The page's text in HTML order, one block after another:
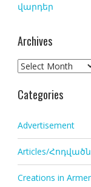
վարդեր
Archives
Archives
Categories
Advertisement
Articles/
Creations in